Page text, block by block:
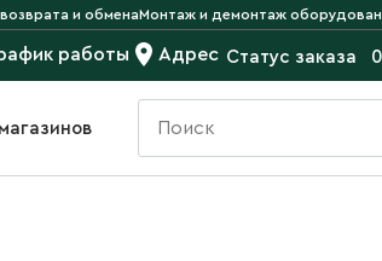
и обменаМонтаж и демонтаж
работы Адрес Статус заказа